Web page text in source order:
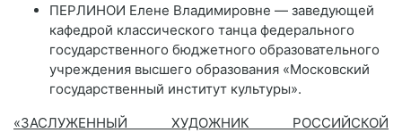
ПЕРЛИНОИ Елене Владимировне — заведующей
кафедрой классического танца федерального
государственного бюджетного образовательного
учреждения высшего образования «Московский
государственный институт культуры».
«ЗАСЛУЖЕННЫЙ ХУДОЖНИК РОССИЙСКОЙ